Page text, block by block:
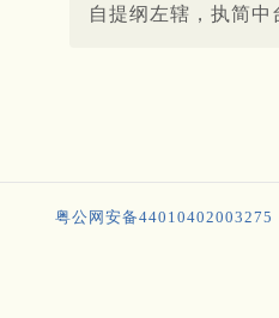
自提纲左辖，执简
粤公网安备44010402003275